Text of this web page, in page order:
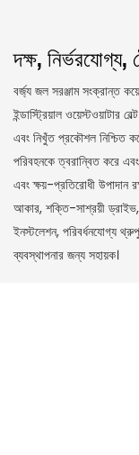
দক্ষ,
বর্জ্য জল সরঞ্জাম সংক্রান্ত
ইন্ডাস্ট্রিয়াল ওয়েস্টওয়াটার
এবং নিখুঁত প্রকৌশল নিশ্চিত
পরিবহনকে ত্বরান্বিত করে
এবং ক্ষয়-প্রতিরোধী উপাদান
আকার, শক্তি-সাশ্রয়ী ড্রাইভ,
ইনস্টলেশন, পরিবর্ধনযোগ্য
ব্যবস্থাপনার জন্য সহায়ক।